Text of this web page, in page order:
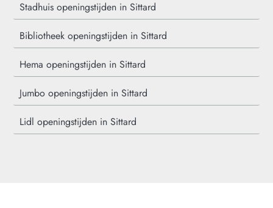
Stadhuis openingstijden in Sittard
Bibliotheek openingstijden in Sittard
Hema openingstijden in Sittard
Jumbo openingstijden in Sittard
Lidl openingstijden in Sittard